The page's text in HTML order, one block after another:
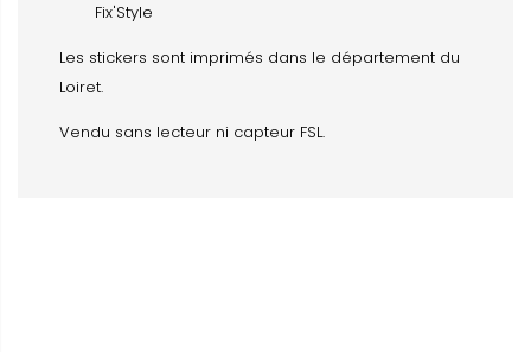
Fix'Style
Les stickers sont imprimés dans le département du
Loiret.
Vendu sans lecteur ni capteur FSL.